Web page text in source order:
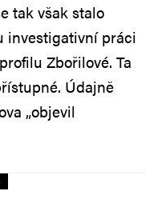
tak však stalo
investigativní práci
Zbořilové. Ta
Údajně
„objevil